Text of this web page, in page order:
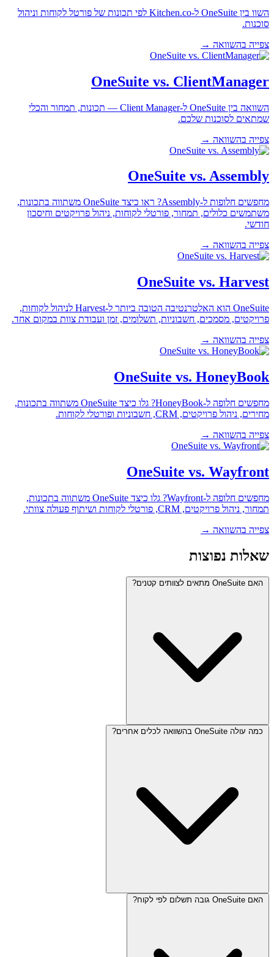
השוו בין OneSuite ל-Kitchen.co לפי תכונות של פורטל לקוחות וניהול
סוכנות.
צפייה בהשוואה →
OneSuite vs. ClientManager
השוואה בין OneSuite ל-Client Manager — תכונות, תמחור והכלי
שמתאים לסוכנות שלכם.
צפייה בהשוואה →
OneSuite vs. Assembly
מחפשים חלופות ל-Assembly? ראו כיצד OneSuite משתווה בתכונות,
משתמשים כלולים, תמחור, פורטלי לקוחות, ניהול פרויקטים וחיסכון
חודשי.
צפייה בהשוואה →
OneSuite vs. Harvest
OneSuite הוא האלטרנטיבה הטובה ביותר ל-Harvest לניהול לקוחות,
פרויקטים, מסמכים, חשבוניות, תשלומים, זמן ועבודת צוות במקום אחד.
צפייה בהשוואה →
OneSuite vs. HoneyBook
מחפשים חלופה ל-HoneyBook? גלו כיצד OneSuite משתווה בתכונות,
מחירים, ניהול פרויקטים, CRM, חשבוניות ופורטלי לקוחות.
צפייה בהשוואה →
OneSuite vs. Wayfront
מחפשים חלופה ל-Wayfront? גלו כיצד OneSuite משתווה בתכונות,
תמחור, ניהול פרויקטים, CRM, פורטלי לקוחות ושיתוף פעולה צוותי.
צפייה בהשוואה →
שאלות נפוצות
האם OneSuite מתאים לצוותים קטנים?
כמה עולה OneSuite בהשוואה לכלים אחרים?
האם OneSuite גובה תשלום לפי לקוח?